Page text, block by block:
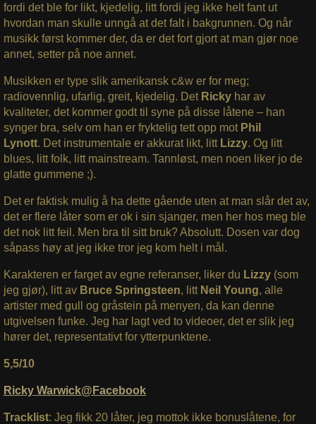
fordi det ble for likt, kjedelig, litt fordi jeg ikke helt fant ut
hvordan man skulle unngå at det falt i bakgrunnen. Og når
musikk først kommer der, da er det fort gjort at man gjør noe
annet, setter på noe annet.
Musikken er type slik amerikansk c&w er for meg;
radiovennlig, ufarlig, greit, kjedelig. Det Rickyhar av
kvaliteter, det kommer godt til syne på disse låtene – han
synger bra, selv om han er fryktelig tett opp motPhil
Lynott. Det instrumentale er akkurat likt, litt Lizzy. Og litt
blues, litt folk, litt mainstream. Tannløst, men noen liker jo de
glatte gummene ;).
Det er faktisk mulig å ha dette gående uten at man slår det av,
det er flere låter som er ok i sin sjanger, men her hos meg ble
det nok litt feil. Men bra til sitt bruk? Absolutt. Dosen var dog
såpass høy at jeg ikke tror jeg kom helt i mål.
Karakteren er farget av egne referanser, liker du Lizzy(som
jeg gjør), litt av Bruce Springsteen, littNeil Young, alle
artister med gull og gråstein på menyen, da kan denne
utgivelsen funke. Jeg har lagt ved to videoer, det er slik jeg
hører det, representativt for ytterpunktene.
5,5/10
Ricky Warwick@Facebook
Tracklist: Jeg fikk 20 låter, jeg mottok ikke bonuslåtene, for